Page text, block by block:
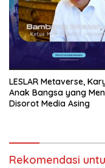
LESLAR Metaverse,
Anak Bangsa yang
Disorot Media Asing
Rekomendasi